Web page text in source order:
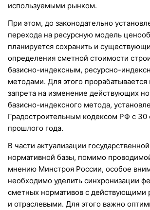
используемыми рынком.
При этом, до законодательно
перехода на ресурсную модель
планируется сохранить и
определения сметной стоимости
базисно-индексным, ресурсно-
методами. Для этого прорабатывается
запрета на изменение действующих
базисно-индексного метода,
Градостроительным кодексом РФ с 30
прошлого года.
В части актуализации
нормативной базы, помимо
мнению Минстроя России, особое
необходимо уделить синхронизации
сметных нормативов с действующими
и отраслевыми. Для этого важно